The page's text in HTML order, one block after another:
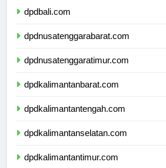
dpdbali.com
dpdnusatenggarabarat.com
dpdnusatenggaratimur.com
dpdkalimantanbarat.com
dpdkalimantantengah.com
dpdkalimantanselatan.com
dpdkalimantantimur.com